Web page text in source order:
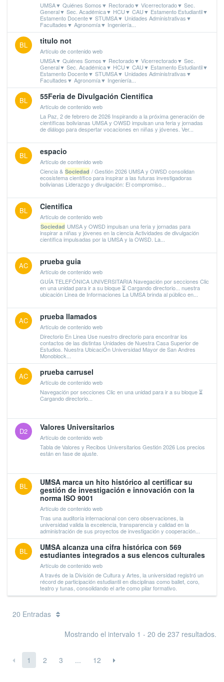
UMSA▼ Quiénes Somos▼ Rectorado▼ Vicerrectorado▼ Sec.
General▼ Sec. Académica▼ HCU▼ CAU▼ Estamento Estudiantil▼
Estamento Docente▼ STUMSA▼ Unidades Administrativas▼
Facultades▼ Agronomía▼ Ingeniería...
BL titulo not
Artículo de contenido web
UMSA▼ Quiénes Somos▼ Rectorado▼ Vicerrectorado▼ Sec.
General▼ Sec. Académica▼ HCU▼ CAU▼ Estamento Estudiantil▼
Estamento Docente▼ STUMSA▼ Unidades Administrativas▼
Facultades▼ Agronomía▼ Ingeniería...
BL 55Feria de Divulgación Cientifica
Artículo de contenido web
La Paz, 2 de febrero de 2026 Inspirando a la próxima generación de
científicas bolivianas UMSA y OWSD impulsan una feria y jornadas
de diálogo para despertar vocaciones en niñas y jóvenes. Ver...
BL espacio
Artículo de contenido web
Ciencia & Sociedad / Gestión 2026 UMSA y OWSD consolidan
ecosistema científico para inspirar a las futuras investigadoras
bolivianas Liderazgo y divulgación: El compromiso...
BL Cientifica
Artículo de contenido web
Sociedad UMSA y OWSD impulsan una feria y jornadas para
inspirar a niñas y jóvenes en la ciencia Actividades de divulgación
científica impulsadas por la UMSA y la OWSD. La...
AC prueba guia
Artículo de contenido web
GUÍA TELEFÓNICA UNIVERSITARIA Navegación por secciones Clic
en una unidad para ir a su bloque ⏳ Cargando directorio... nuestra
ubicación Linea de Informaciones La UMSA brinda al público en...
AC prueba llamados
Artículo de contenido web
Directorio En Linea Use nuestro directorio para encontrar los
contactos de las distintas Unidades de Nuestra Casa Superior de
Estudios. Nuestra UbicaciÓn Universidad Mayor de San Andres
Monoblock...
AC prueba carrusel
Artículo de contenido web
Navegación por secciones Clic en una unidad para ir a su bloque ⏳
Cargando directorio...
D2 Valores Universitarios
Artículo de contenido web
Tabla de Valores y Recibos Universitarios Gestión 2026 Los precios
están en fase de ajuste.
BL
UMSA marca un hito histórico al certificar su
gestión de investigación e innovación con la
norma ISO 9001
Artículo de contenido web
Tras una auditoría internacional con cero observaciones, la
universidad valida la excelencia, transparencia y calidad en la
administración de sus proyectos de investigación y cooperación...
BL
UMSA alcanza una cifra histórica con 569
estudiantes integrados a sus elencos culturales
Artículo de contenido web
A través de la División de Cultura y Artes, la universidad registró un
récord de participación estudiantil en disciplinas como ballet, coro,
teatro y tunas, consolidando el arte como pilar formativo.
20 Entradas
Mostrando el intervalo 1 - 20 de 237 resultados.
1 2 3 ... 12